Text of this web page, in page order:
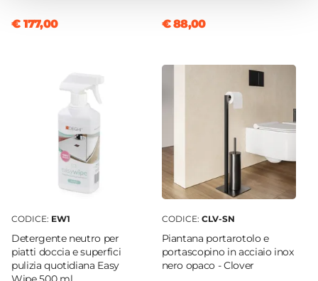
€ 177,00 € 88,00
CODICE: EW1
Detergente neutro per
piatti doccia e superfici
pulizia quotidiana Easy
CODICE: CLV-SN
Piantana portarotolo e
portascopino in acciaio inox
nero opaco - Clover